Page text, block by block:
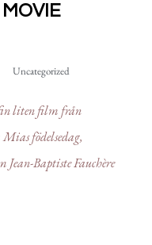
Uncategorized
fin liten film från
födelsedag,
Jean-Baptiste Fauchère